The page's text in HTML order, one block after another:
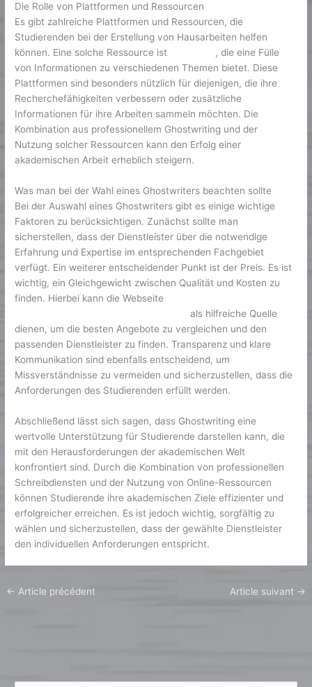
Die Rolle von Plattformen und Ressourcen
Es gibt zahlreiche Plattformen und Ressourcen, die
Studierenden bei der Erstellung von Hausarbeiten helfen
können. Eine solche Ressource ist
, die eine Fülle
von Informationen zu verschiedenen Themen bietet. Diese
Plattformen sind besonders nützlich für diejenigen, die ihre
Recherchefähigkeiten verbessern oder zusätzliche
Informationen für ihre Arbeiten sammeln möchten. Die
Kombination aus professionellem Ghostwriting und der
Nutzung solcher Ressourcen kann den Erfolg einer
akademischen Arbeit erheblich steigern.
Was man bei der Wahl eines Ghostwriters beachten sollte
Bei der Auswahl eines Ghostwriters gibt es einige wichtige
Faktoren zu berücksichtigen. Zunächst sollte man
sicherstellen, dass der Dienstleister über die notwendige
Erfahrung und Expertise im entsprechenden Fachgebiet
verfügt. Ein weiterer entscheidender Punkt ist der Preis. Es ist
wichtig, ein Gleichgewicht zwischen Qualität und Kosten zu
finden. Hierbei kann die Webseite
als hilfreiche Quelle
dienen, um die besten Angebote zu vergleichen und den
passenden Dienstleister zu finden. Transparenz und klare
Kommunikation sind ebenfalls entscheidend, um
Missverständnisse zu vermeiden und sicherzustellen, dass die
Anforderungen des Studierenden erfüllt werden.
Abschließend lässt sich sagen, dass Ghostwriting eine
wertvolle Unterstützung für Studierende darstellen kann, die
mit den Herausforderungen der akademischen Welt
konfrontiert sind. Durch die Kombination von professionellen
Schreibdiensten und der Nutzung von Online-Ressourcen
können Studierende ihre akademischen Ziele effizienter und
erfolgreicher erreichen. Es ist jedoch wichtig, sorgfältig zu
wählen und sicherzustellen, dass der gewählte Dienstleister
den individuellen Anforderungen entspricht.
← Article précédent Article suivant →